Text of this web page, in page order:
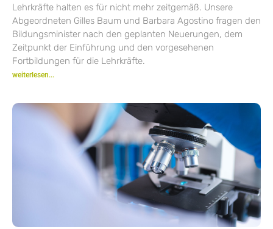
Lehrkräfte halten es für nicht mehr zeitgemäß. Unsere
Abgeordneten Gilles Baum und Barbara Agostino fragen den
Bildungsminister nach den geplanten Neuerungen, dem
Zeitpunkt der Einführung und den vorgesehenen
Fortbildungen für die Lehrkräfte.
weiterlesen...